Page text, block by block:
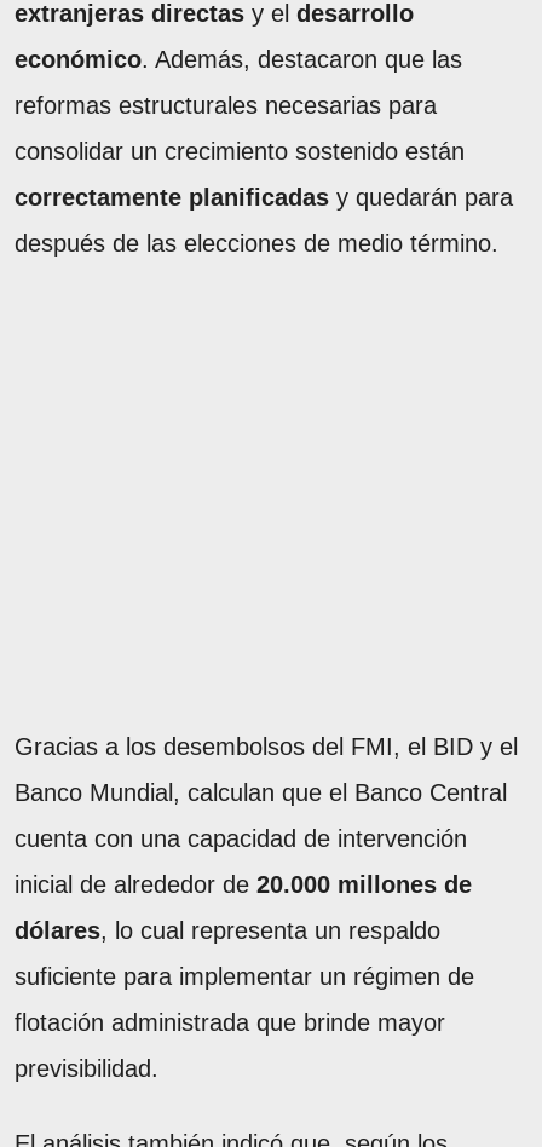
extranjeras directas y el desarrollo
económico. Además, destacaron que las
reformas estructurales necesarias para
consolidar un crecimiento sostenido están
correctamente planificadas y quedarán para
después de las elecciones de medio término.
Gracias a los desembolsos del FMI, el BID y el
Banco Mundial, calculan que el Banco Central
cuenta con una capacidad de intervención
inicial de alrededor de 20.000 millones de
dólares, lo cual representa un respaldo
suficiente para implementar un régimen de
flotación administrada que brinde mayor
previsibilidad.